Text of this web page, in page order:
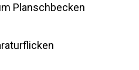
Planschbecken